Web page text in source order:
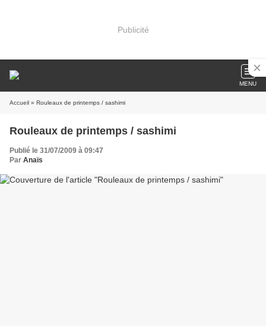
Publicité
MENU
Accueil » Rouleaux de printemps / sashimi
Rouleaux de printemps / sashimi
Publié le 31/07/2009 à 09:47
Par Anaïs